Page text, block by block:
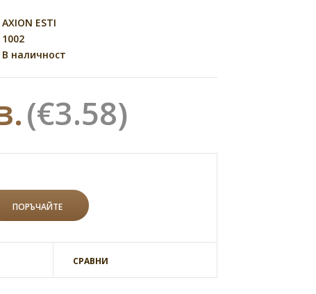
AXION ESTI
1002
В наличност
(€3.58)
СРАВНИ